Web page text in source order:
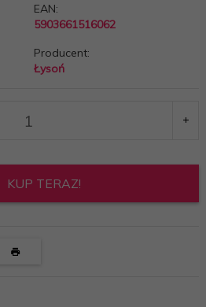
EAN:
5903661516062
Producent:
Łysoń
KUP TERAZ!